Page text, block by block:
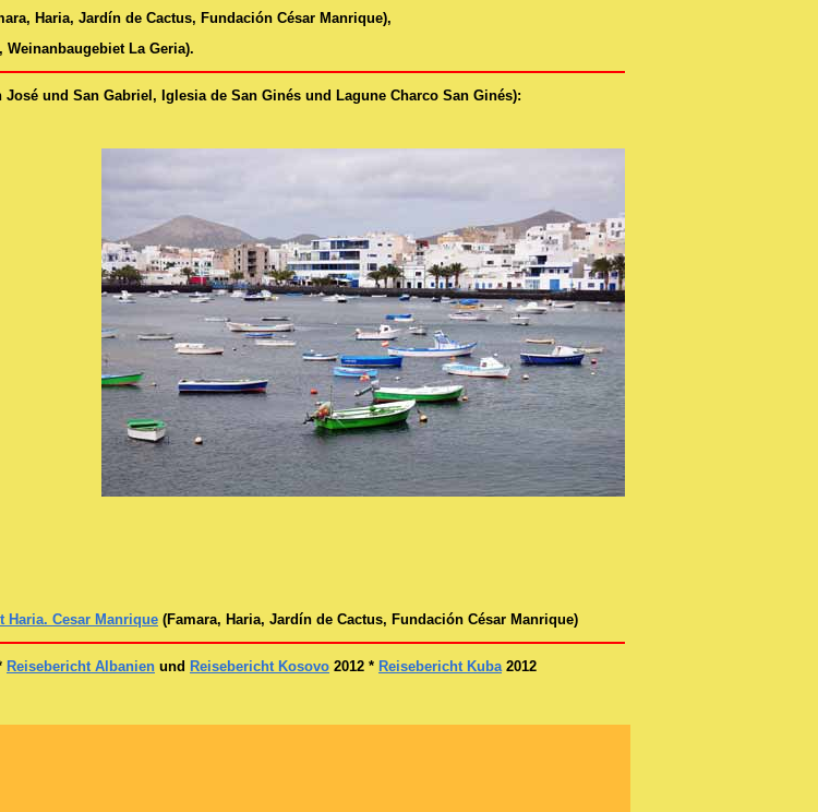
Haria, Jardín de Cactus, Fundación César Manrique),
La Geria).
und San Gabriel, Iglesia de San Ginés und Lagune Charco San Ginés):
Haria. Cesar Manrique (Famara, Haria, Jardín de Cactus, Fundación César Manrique)
Reisebericht Albanien und Reisebericht Kosovo 2012 * Reisebericht Kuba2012